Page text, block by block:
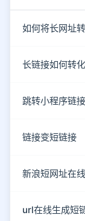
如何将长网址
长链接如何转
跳转小程序链
链接变短链接
新浪短网址在
url在线生成短